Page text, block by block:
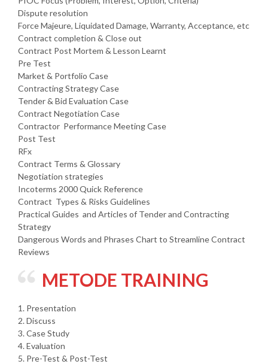
Dispute resolution
Force Majeure, Liquidated Damage, Warranty, Acceptance, etc
Contract completion & Close out
Contract Post Mortem & Lesson Learnt
Pre Test
Market & Portfolio Case
Contracting Strategy Case
Tender & Bid Evaluation Case
Contract Negotiation Case
Contractor Performance Meeting Case
Post Test
RFx
Contract Terms & Glossary
Negotiation strategies
Incoterms 2000 Quick Reference
Contract Types & Risks Guidelines
Practical Guides and Articles of Tender and Contracting
Strategy
Dangerous Words and Phrases Chart to Streamline Contract
Reviews
METODE TRAINING
1. Presentation
2. Discuss
3. Case Study
4. Evaluation
5. Pre-Test & Post-Test